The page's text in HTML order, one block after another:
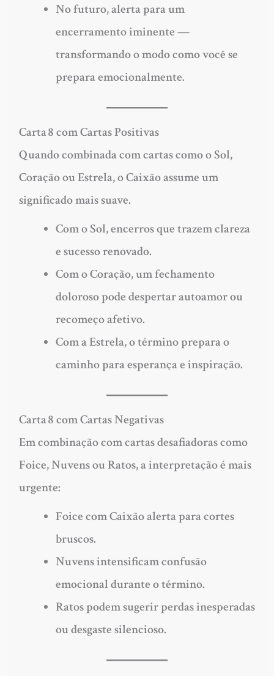
No futuro, alerta para um
encerramento iminente —
transformando o modo como você se
prepara emocionalmente.
Carta 8 com Cartas Positivas
Quando combinada com cartas como o Sol,
Coração ou Estrela, o Caixão assume um
significado mais suave.
Com oSol, encerros que trazem clareza
e sucesso renovado.
Com oCoração, um fechamento
doloroso pode despertar autoamor ou
recomeço afetivo.
Com aEstrela, o término prepara o
caminho para esperança e inspiração.
Carta 8 com Cartas Negativas
Em combinação com cartas desafiadoras como
Foice, Nuvens ou Ratos, a interpretação é mais
urgente:
Foicecom Caixão alerta para cortes
bruscos.
Nuvensintensificam confusão
emocional durante o término.
Ratospodem sugerir perdas inesperadas
ou desgaste silencioso.